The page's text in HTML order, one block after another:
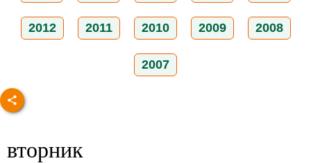
2012 2011 2010 2009 2008
2007
вторник